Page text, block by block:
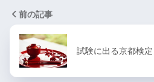
前の記事
試験に出る京都検